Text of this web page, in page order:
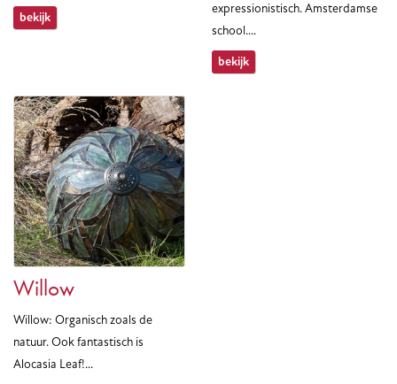
bekijk
expressionistisch. Amsterdamse
school....
bekijk
Willow
Willow: Organisch zoals de
natuur. Ook fantastisch is
Alocasia Leaf!...